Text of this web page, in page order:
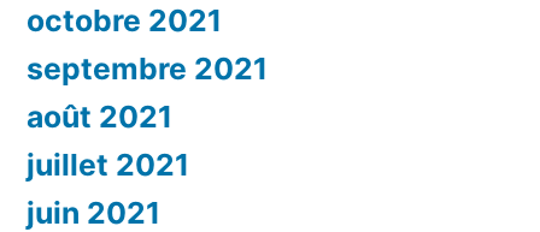
octobre 2021
septembre 2021
août 2021
juillet 2021
juin 2021